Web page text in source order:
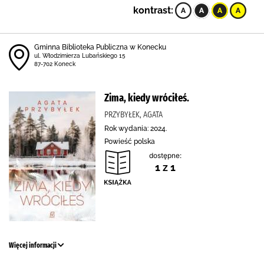
kontrast:
Gminna Biblioteka Publiczna w Konecku
ul. Włodzimierza Lubańskiego 15
87-702 Koneck
Zima, kiedy wróciłeś.
PRZYBYŁEK, AGATA
Rok wydania: 2024.
Powieść polska
dostępne:
1 z 1
Więcej informacji